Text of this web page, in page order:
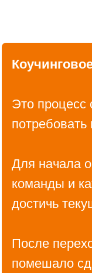
Это
потребовать
Для начала
команды и
достичь
После
помешало